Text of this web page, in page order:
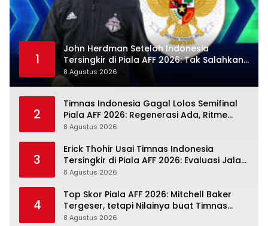
1
John Herdman Setelah Indonesia
Tersingkir di Piala AFF 2026: Tak Salahkan
Wasit, Mitchell Baker Tetap Jadi Modal
8 Agustus 2026
2
Timnas Indonesia Gagal Lolos Semifinal
Piala AFF 2026: Regenerasi Ada, Ritme
Kompetisi Masih Harus Mengejar
8 Agustus 2026
3
Erick Thohir Usai Timnas Indonesia
Tersingkir di Piala AFF 2026: Evaluasi Jalan,
Agenda Berikutnya Sudah Dekat
8 Agustus 2026
4
Top Skor Piala AFF 2026: Mitchell Baker
Tergeser, tetapi Nilainya buat Timnas
Indonesia Justru Naik
8 Agustus 2026